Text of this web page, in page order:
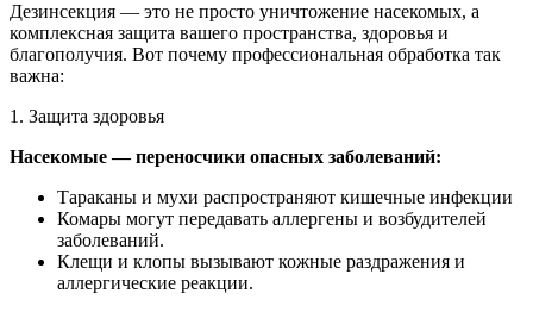
Дезинсекция — это не просто уничтожение насекомых, а
комплексная защита вашего пространства, здоровья и
благополучия. Вот почему профессиональная обработка так
важна:
1. Защита здоровья
Насекомые — переносчики опасных заболеваний:
Тараканы и мухи распространяют кишечные инфекции
Комары могут передавать аллергены и возбудителей
заболеваний.
Клещи и клопы вызывают кожные раздражения и
аллергические реакции.